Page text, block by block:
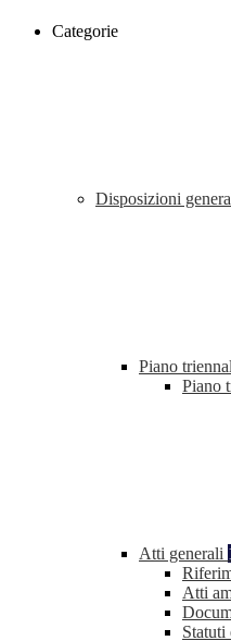
Categorie
Disposizioni
Piano
Piano
Atti generali
Atti
Statuti